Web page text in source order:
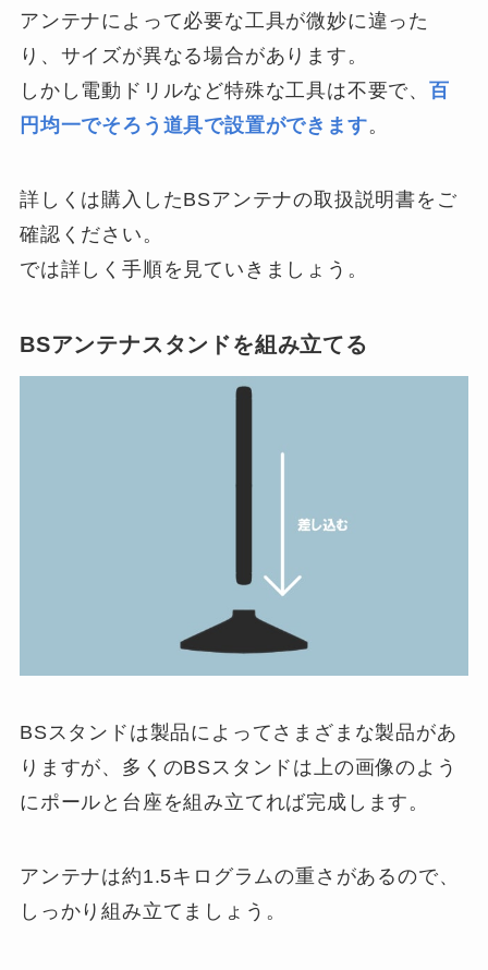
アンテナによって必要な工具が微妙に違った
り、サイズが異なる場合があります。
しかし電動ドリルなど特殊な工具は不要で、百
円均一でそろう道具で設置ができます。
詳しくは購入したBSアンテナの取扱説明書をご
確認ください。
では詳しく手順を見ていきましょう。
BSアンテナスタンドを組み立てる
BSスタンドは製品によってさまざまな製品があ
りますが、多くのBSスタンドは上の画像のよう
にポールと台座を組み立てれば完成します。
アンテナは約1.5キログラムの重さがあるので、
しっかり組み立てましょう。